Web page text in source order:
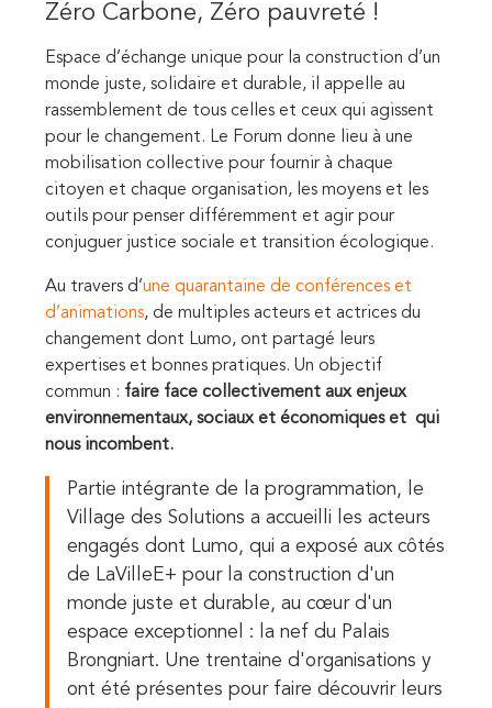
Zéro Carbone, Zéro pauvreté !
Espace d’échange unique pour la construction d’un
monde juste, solidaire et durable, il appelle au
rassemblement de tous celles et ceux qui agissent
pour le changement. Le Forum donne lieu à une
mobilisation collective pour fournir à chaque
citoyen et chaque organisation, les moyens et les
outils pour penser différemment et agir pour
conjuguer justice sociale et transition écologique.
Au travers d’une quarantaine de conférences et
d’animations, de multiples acteurs et actrices du
changement dont Lumo, ont partagé leurs
expertises et bonnes pratiques. Un objectif
commun : faire face collectivement aux enjeux
environnementaux, sociaux et économiques et qui
nous incombent.
Partie intégrante de la programmation, le
Village des Solutions a accueilli les acteurs
engagés dont Lumo, qui a exposé aux côtés
de LaVilleE+ pour la construction d'un
monde juste et durable, au cœur d'un
espace exceptionnel :
la nef du Palais
Brongniart. Une trentaine d'organisations y
ont été présentes pour faire découvrir leurs